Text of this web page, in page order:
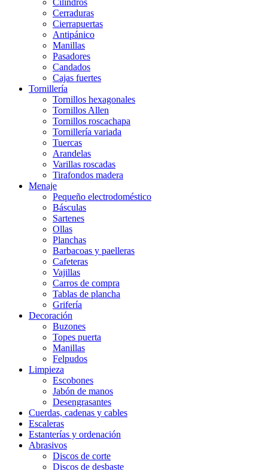
Cilindros
Cerraduras
Cierrapuertas
Antipánico
Manillas
Pasadores
Candados
Cajas fuertes
Tornillería
Tornillos hexagonales
Tornillos Allen
Tornillos roscachapa
Tornillería variada
Tuercas
Arandelas
Varillas roscadas
Tirafondos madera
Menaje
Pequeño electrodoméstico
Básculas
Sartenes
Ollas
Planchas
Barbacoas y paelleras
Cafeteras
Vajillas
Carros de compra
Tablas de plancha
Grifería
Decoración
Buzones
Topes puerta
Manillas
Felpudos
Limpieza
Escobones
Jabón de manos
Desengrasantes
Cuerdas, cadenas y cables
Escaleras
Estanterías y ordenación
Abrasivos
Discos de corte
Discos de desbaste